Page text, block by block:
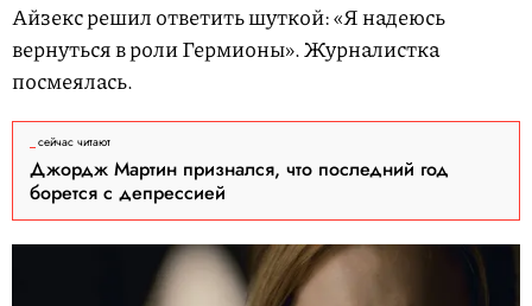
e
d
1
0
Айзекс решил ответить шуткой: «Я надеюсь
вернуться в роли Гермионы». Журналистка
посмеялась.
сейчас читают
Джордж Мартин признался, что последний год
борется с депрессией